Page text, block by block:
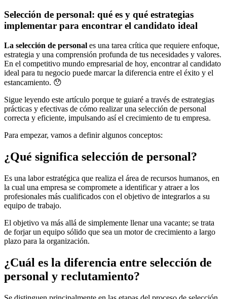
Selección de personal: qué es y qué estrategias
implementar para encontrar el candidato ideal
La selección de personal es una tarea crítica que requiere enfoque,
estrategia y una comprensión profunda de tus necesidades y valores.
En el competitivo mundo empresarial de hoy, encontrar al candidato
ideal para tu negocio puede marcar la diferencia entre el éxito y el
estancamiento. 😯
Sigue leyendo este artículo porque te guiaré a través de estrategias
prácticas y efectivas de cómo realizar una selección de personal
correcta y eficiente, impulsando así el crecimiento de tu empresa.
Para empezar, vamos a definir algunos conceptos:
¿Qué significa selección de personal?
Es una labor estratégica que realiza el área de recursos humanos, en
la cual una empresa se compromete a identificar y atraer a los
profesionales más cualificados con el objetivo de integrarlos a su
equipo de trabajo.
El objetivo va más allá de simplemente llenar una vacante; se trata
de forjar un equipo sólido que sea un motor de crecimiento a largo
plazo para la organización.
¿Cuál es la diferencia entre selección de
personal y reclutamiento?